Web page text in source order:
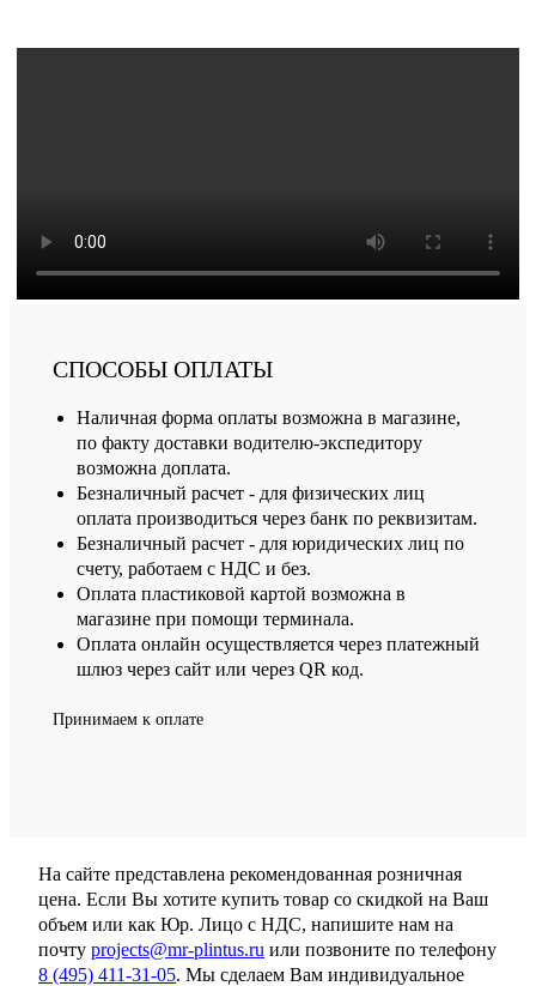
СПОСОБЫ ОПЛАТЫ
Наличная форма оплаты возможна в магазине,
по факту доставки водителю-экспедитору
возможна доплата.
Безналичный расчет - для физических лиц
оплата производиться через банк по реквизитам.
Безналичный расчет - для юридических лиц по
счету, работаем с НДС и без.
Оплата пластиковой картой возможна в
магазине при помощи терминала.
Оплата онлайн осуществляется через платежный
шлюз через сайт или через QR код.
Принимаем к оплате
На сайте представлена рекомендованная розничная
цена. Если Вы хотите купить товар со скидкой на Ваш
объем или как Юр. Лицо с НДС, напишите нам на
почту projects@mr-plintus.ru или позвоните по телефону
8 (495) 411-31-05. Мы сделаем Вам индивидуальное